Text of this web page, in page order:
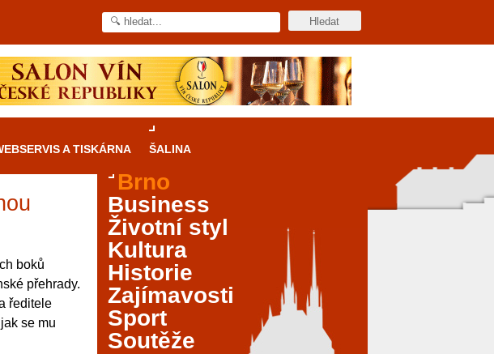
A TISKÁRNA ŠALINA
boků
přehrady.
ředitele
se mu
Brně: Od
skvělé
jiné je ale také
vyzkoušet
moravské
od klasické
Brno
Business
Životní styl
Kultura
Historie
Zajímavosti
Sport
Soutěže